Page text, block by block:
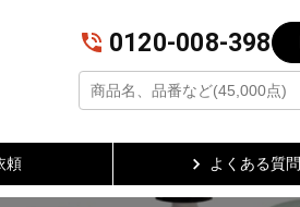
0120-008-398
頼 よくある質問